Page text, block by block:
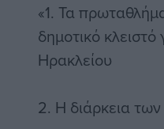
«1. Τα
δημοτικό
Ηρακλείου
2. Η διάρκεια